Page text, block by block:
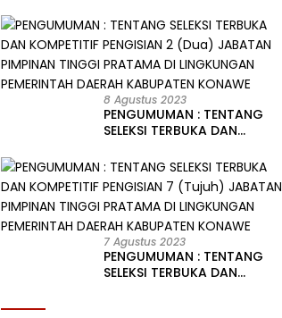
JABATAN PIMPINAN TINGGI PRATAMA DI
LINGKUNGAN PEMERINTAH DAERAH
KABUPATEN KONAWE
8 Agustus 2023
PENGUMUMAN : TENTANG
SELEKSI TERBUKA DAN
(Dua) JABATAN PIMPINAN
TINGGI PRATAMA DI
LINGKUNGAN PEMERINTAH
DAERAH KABUPATEN KONAWE
7 Agustus 2023
PENGUMUMAN : TENTANG
SELEKSI TERBUKA DAN